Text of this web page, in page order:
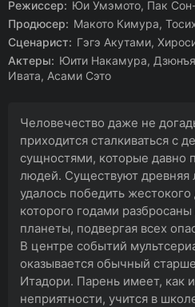
Режиссер: Юи Умэмото, Пак
Продюсер: Макото Кимура,
Сценарист: Гэгэ Акутами,
Актеры: Юити Накамура,
Ивата, Асами Сэто
Человечество даже не
приходится сталкиваться с
сущностями, которые давно
людей. Существуют древняя
удалось победить
которого годами
планеты, подвергая всех
В центре событий
оказывается обычный
Итадори. Парень имеет, как
неприятности, учится в